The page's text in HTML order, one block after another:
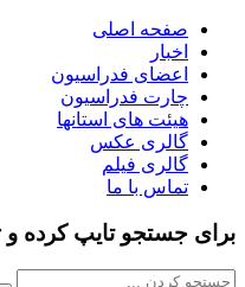
صفحه اصلی
اخبار
اعضای فدراسیون
چارت فدراسیون
هیئت های استانها
گالری عکس
گالری فیلم
تماس با ما
برای جستجو تایپ کرده و Enter را بزنید